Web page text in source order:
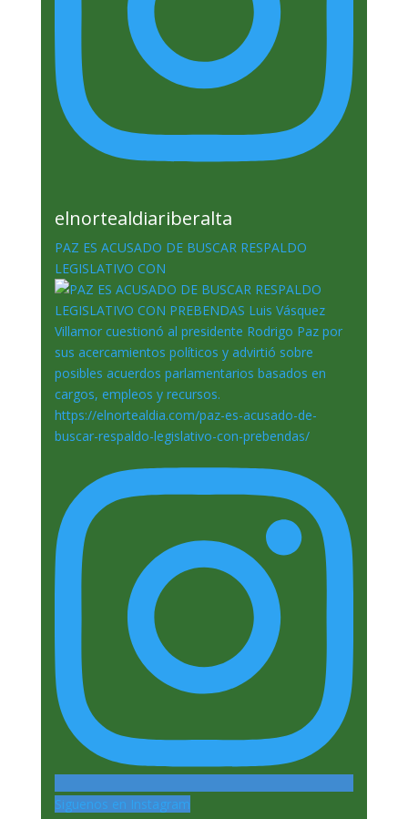
elnortealdiariberalta
PAZ ES ACUSADO DE BUSCAR RESPALDO
LEGISLATIVO CON
Siguenos en Instagram